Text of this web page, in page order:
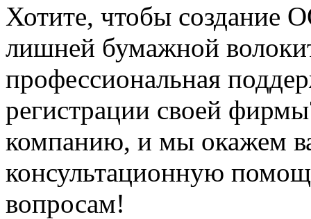
Хотите, чтобы создание
лишней бумажной
профессиональная
регистрации своей
компанию, и мы окажем
консультационную
вопросам!